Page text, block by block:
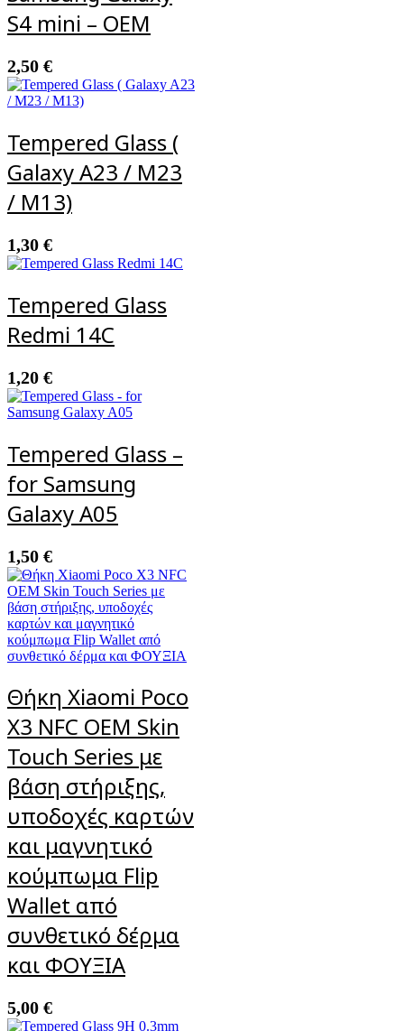
S4 mini – OEM
2,50 €
Tempered Glass (
Galaxy A23 / M23
/ M13)
1,30 €
Tempered Glass
Redmi 14C
1,20 €
Tempered Glass –
for Samsung
Galaxy A05
1,50 €
Θήκη Xiaomi Poco
X3 NFC OEM Skin
Touch Series με
βάση στήριξης,
υποδοχές καρτών
και μαγνητικό
κούμπωμα Flip
Wallet από
συνθετικό δέρμα
και ΦΟΥΞΙΑ
5,00 €